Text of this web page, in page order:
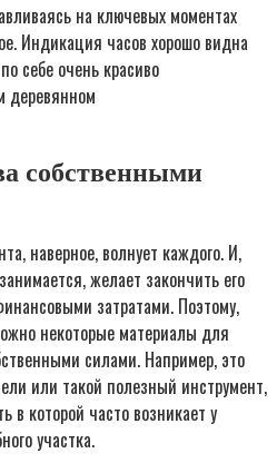
на ключевых моментах
Индикация часов хорошо видна
себе очень красиво
деревянном
собственными
наверное, волнует каждого. И,
желает закончить его
затратами. Поэтому,
некоторые материалы для
силами. Например, это
или такой полезный инструмент,
в которой часто возникает у
участка.